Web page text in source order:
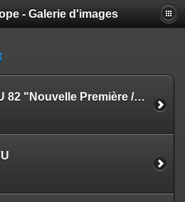
- Galerie d'images
A2rtu VTU 82 "Nouvelle Première / Fédora"